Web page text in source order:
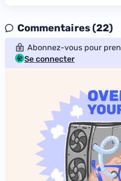
Commentaires (22)
Abonnez-vous pour
Se connecter